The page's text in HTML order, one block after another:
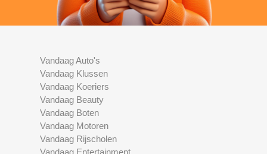
Vandaag Auto's
Vandaag Klussen
Vandaag Koeriers
Vandaag Beauty
Vandaag Boten
Vandaag Motoren
Vandaag Rijscholen
Vandaag Entertainment